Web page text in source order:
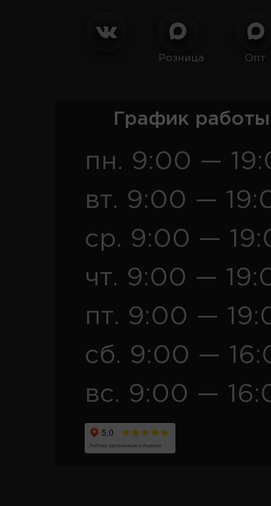
Розница Опт
График
пн. 9:00 —
вт. 9:00 —
ср. 9:00 —
чт. 9:00 —
пт. 9:00 —
сб. 9:00 —
вс. 9:00 —